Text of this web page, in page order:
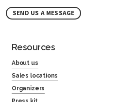
SEND US A MESSAGE
Resources
About us
Sales locations
Organizers